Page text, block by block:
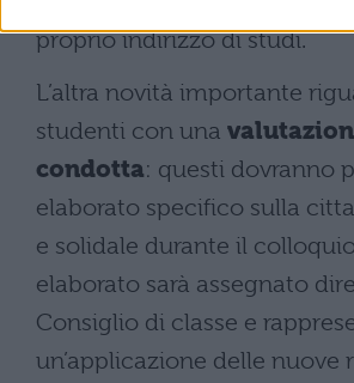
proprio indirizzo di studi.
L’altra novità importante
studenti con una
condotta: questi dovranno
elaborato specifico sulla
e solidale durante il
elaborato sarà assegnato
Consiglio di classe e
un’applicazione delle nuove